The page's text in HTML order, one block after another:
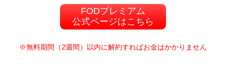
FODプレミアム
公式ページはこちら
※無料期間（2週間）以内に解約すればお金はかかりません